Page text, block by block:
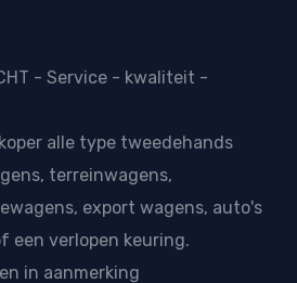
- Service - kwaliteit -
alle type tweedehands
terreinwagens,
export wagens, auto's
een verlopen keuring.
in aanmerking